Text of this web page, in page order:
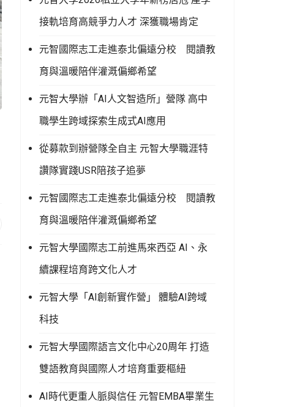
接軌培育高競爭力人才 深獲職場肯定
元智國際志工走進泰北偏遠分校 閱讀教
育與溫暖陪伴灌溉偏鄉希望
元智大學辦「AI人文智造所」營隊 高中
職學生跨域探索生成式AI應用
從募款到辦營隊全自主 元智大學職涯特
讚隊實踐USR陪孩子追夢
元智國際志工走進泰北偏遠分校 閱讀教
育與溫暖陪伴灌溉偏鄉希望
元智大學國際志工前進馬來西亞 AI、永
續課程培育跨文化人才
元智大學「AI創新實作營」 體驗AI跨域
科技
元智大學國際語言文化中心20周年 打造
雙語教育與國際人才培育重要樞紐
AI時代更重人脈與信任 元智EMBA畢業生